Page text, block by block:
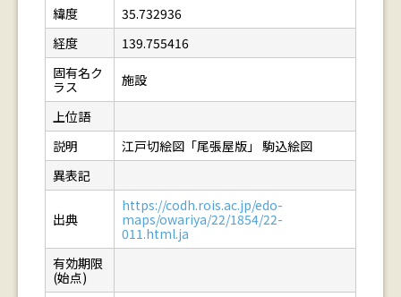
緯度
35.732936
経度
139.755416
固有名ク
ラス
施設
上位語
説明
江戸切絵図「尾張屋版」 駒込絵図
異表記
出典
https://codh.rois.ac.jp/edo-
maps/owariya/22/1854/22-
011.html.ja
有効期限
(始点)